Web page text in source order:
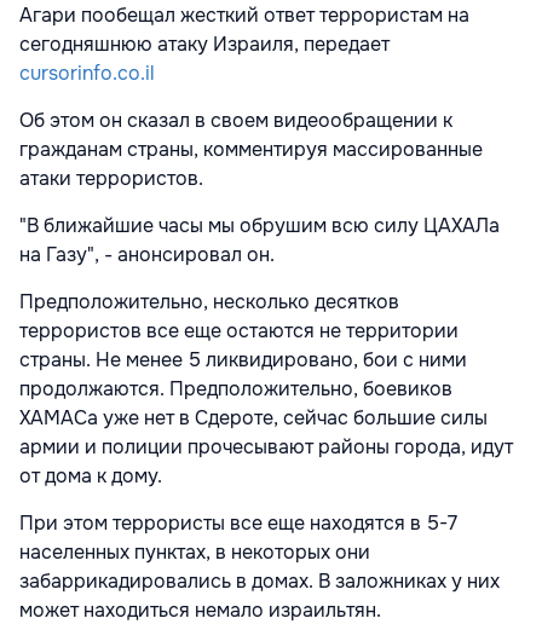
Агари пообещал жесткий ответ террористам на
сегодняшнюю атаку Израиля, передает
cursorinfo.co.il
Об этом он сказал в своем видеообращении к
гражданам страны, комментируя массированные
атаки террористов.
"В ближайшие часы мы обрушим всю силу ЦАХАЛа
на Газу", - анонсировал он.
Предположительно, несколько десятков
террористов все еще остаются не территории
страны. Не менее 5 ликвидировано, бои с ними
продолжаются. Предположительно, боевиков
ХАМАСа уже нет в Сдероте, сейчас большие силы
армии и полиции прочесывают районы города, идут
от дома к дому.
При этом террористы все еще находятся в 5-7
населенных пунктах, в некоторых они
забаррикадировались в домах. В заложниках у них
может находиться немало израильтян.